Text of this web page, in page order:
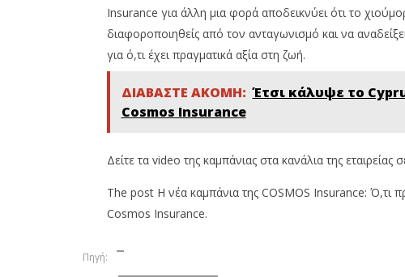
Insurance για άλλη μια φορά αποδεικνύει ότι το
διαφοροποιηθείς από τον ανταγωνισμό και να
για ό,τι έχει πραγματικά αξία στη ζωή.
ΔΙΑΒΑΣΤΕ ΑΚΟΜΗ: Έτσι κάλυψε το
Cosmos Insurance
Δείτε τα video της καμπάνιας στα κανάλια της εταιρείας
The post Η νέα καμπάνια της COSMOS Insurance: Ό,τι
Cosmos Insurance.
Πηγή: